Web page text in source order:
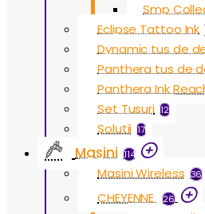
Smp
Eclipse Tattoo Ink
Dynamic tus de
Panthera tus de
Panthera Ink
Set Tusuri 12
Solutii 17
Masini 114
Masini Wireless 36
CHEYENNE 26